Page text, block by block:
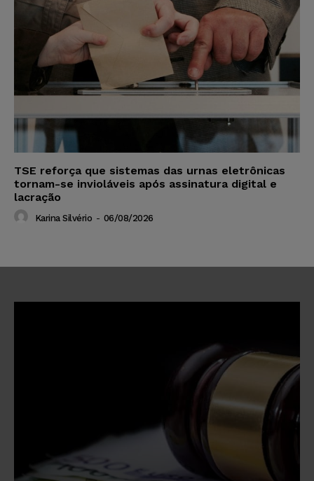
TSE reforça que sistemas das urnas eletrônicas
tornam-se invioláveis após assinatura digital e
lacração
Karina Silvério - 06/08/2026